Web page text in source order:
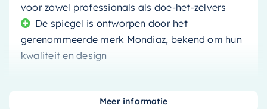
voor zowel professionals als doe-het-zelvers
De spiegel is ontworpen door het
gerenommeerde merk Mondiaz, bekend om hun
kwaliteit en design
Meer informatie